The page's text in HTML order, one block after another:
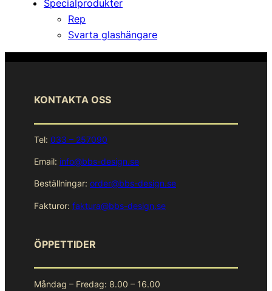
Specialprodukter
Rep
Svarta glashängare
KONTAKTA OSS
Tel: 033 – 257090
Email: info@bbs-design.se
Beställningar: order@bbs-design.se
Fakturor: faktura@bbs-design.se
ÖPPETTIDER
Måndag – Fredag: 8.00 – 16.00